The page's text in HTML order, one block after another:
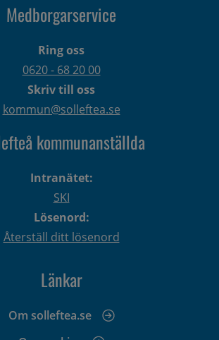
Medborgarservice
Ring oss
0620 - 68 20 00
Skriv till oss
kommun@solleftea.se
kommunanställda
Intranätet:
SKI
Lösenord:
Återställ ditt lösenord
Länkar
Om solleftea.se